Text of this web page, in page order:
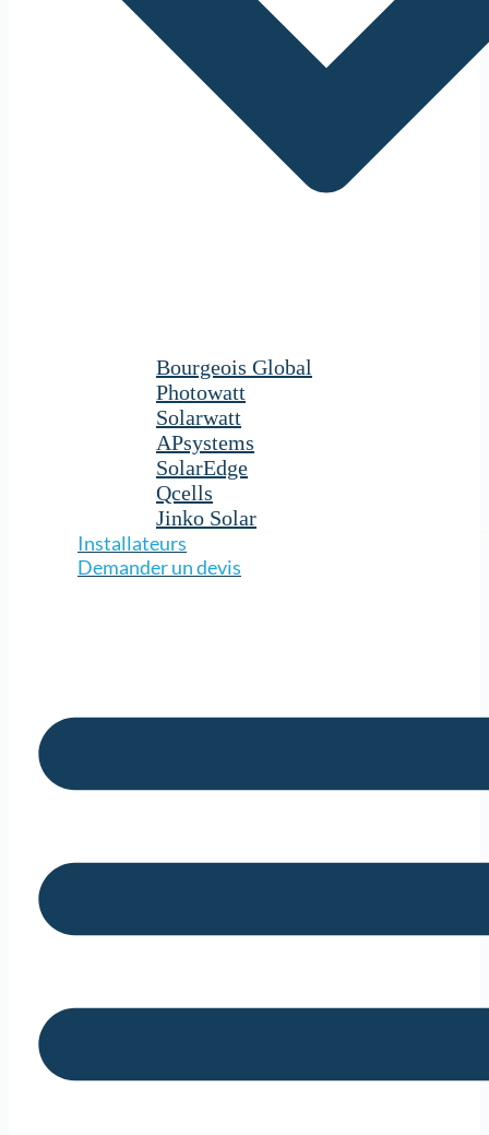
Bourgeois Global
Photowatt
Solarwatt
APsystems
SolarEdge
Qcells
Jinko Solar
Installateurs
Demander un devis